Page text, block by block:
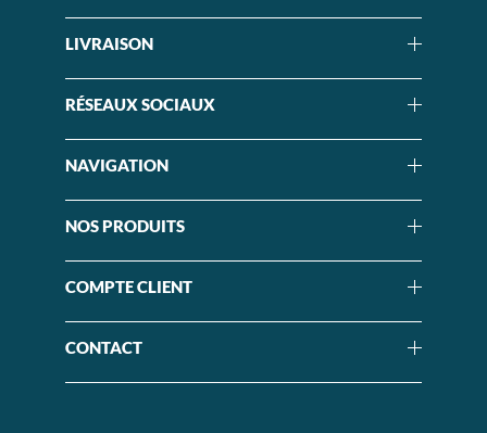
LIVRAISON
RÉSEAUX SOCIAUX
NAVIGATION
NOS PRODUITS
COMPTE CLIENT
CONTACT